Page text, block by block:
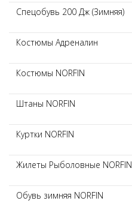
Спецобувь 200 Дж (Зимняя)
Костюмы Адреналин
Костюмы NORFIN
Штаны NORFIN
Куртки NORFIN
Жилеты Рыболовные NORFIN
Обувь зимняя NORFIN